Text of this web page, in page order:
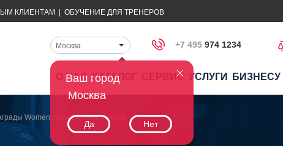
КЛИЕНТАМ ОБУЧЕНИЕ ДЛЯ ТРЕНЕРОВ
Ваш город
Москва
Да Нет
Москва +7 495 974 1234
О НАС КАТАЛОГ СЕРВИС УСЛУГИ БИЗНЕСУ
Women'sHealth и Men'sHealth